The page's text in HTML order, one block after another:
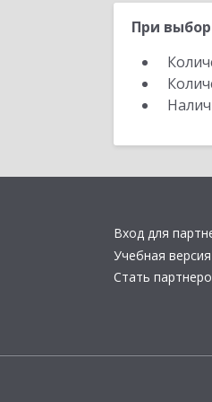
При
Вход для
Учебная версия
Стать